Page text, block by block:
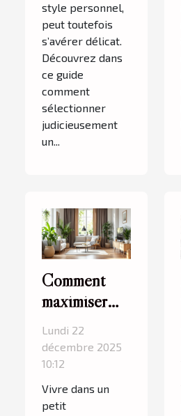
style personnel,
peut toutefois
s’avérer délicat.
Découvrez dans
ce guide
comment
sélectionner
judicieusement
un...
Comment
maximiser
l'espace dans
un petit
appartement
?
Lundi 22
décembre 2025
10:12
Vivre dans un
petit